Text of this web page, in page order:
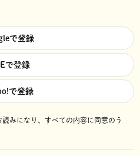
で登録
で登録
で登録
読みになり、 すべての内容に同意のう